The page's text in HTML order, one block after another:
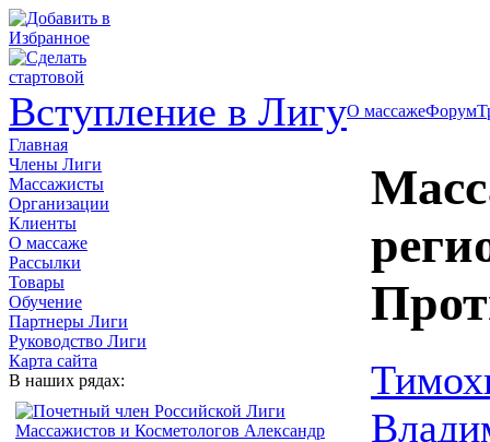
Вступление в ЛигуО массажеФорум
Главная
Члены Лиги
Массажисты
Организации
Клиенты
О массаже
Рассылки
Товары
Обучение
Партнеры Лиги
Руководство Лиги
Карта сайта
В наших рядах: